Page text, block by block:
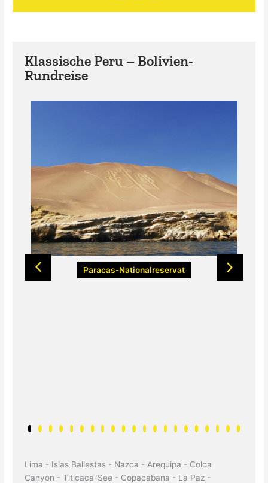
Klassische Peru – Bolivien-
Rundreise
Paracas-Nationalreservat
Lima - Islas Ballestas - Nazca - Arequipa - Colca
Canyon - Titicaca-See - Copacabana - La Paz -